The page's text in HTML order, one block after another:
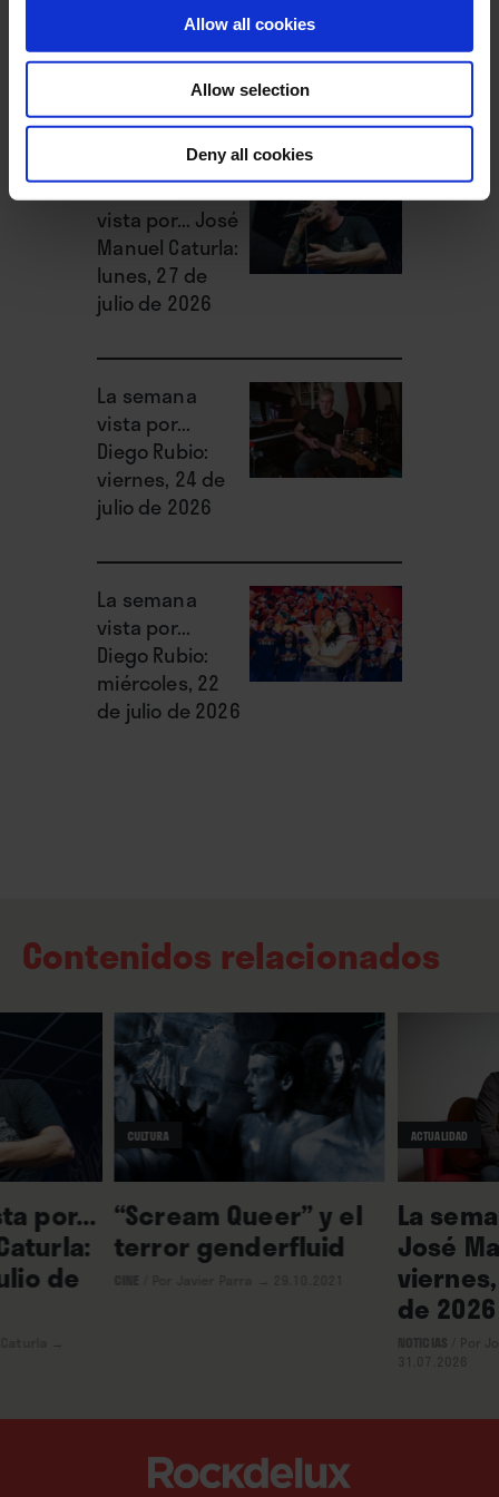
Allow all cookies
Allow selection
Deny all cookies
vista por... José
Manuel Caturla:
miércoles, 29
de julio de 2026
La semana
vista por... José
Manuel Caturla:
lunes, 27 de
julio de 2026
La semana
vista por...
Diego Rubio:
viernes, 24 de
julio de 2026
La semana
vista por...
Diego Rubio:
miércoles, 22
de julio de 2026
Contenidos relacionados
por...
de
CULTURA
“Scream Queer” y el
terror genderfluid
ACTUALIDAD
La
José
de 2026